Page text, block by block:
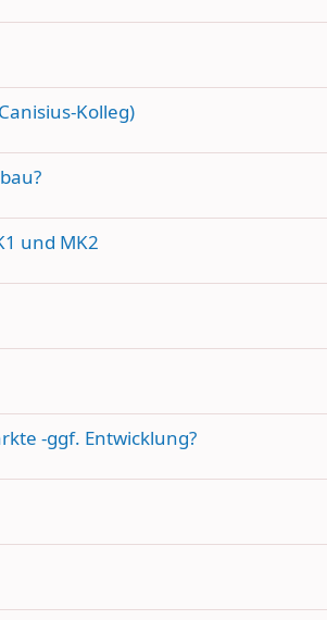
Kolleg)
und MK2
-ggf. Entwicklung?